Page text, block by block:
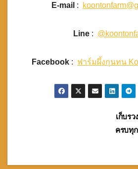
E-mail :
Line:
Facebook : ฟาร์มผึ้งกุนทน
เก็บร
ครบทุ